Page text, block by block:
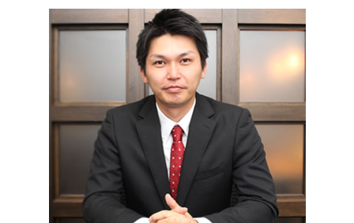
電子 定款 代行
合同会社 株式会社 違い
法人設立 届出書
株式会社 資本金
創業 融資 公庫
新規開業資金 日本政策金融公庫
自己資本利益率 計算
国税庁 確定申告
利益 種類
税金 対策
青色申告 開業届
青色申告 とは
更正の請求 とは
決算書 とは
法人税 申告期限
会社設立 茨城県 相談
融資 渋谷区 税理士
融資 渋谷区 相談
税務相談 中央区 税理士
税務相談 東京都 税理士
融資 埼玉県 税理士
資金調達 東京都 相談
資金調達 港区 税理士
融資 埼玉県 相談
資金調達 千葉県 税理士
会社設立 中央区 相談